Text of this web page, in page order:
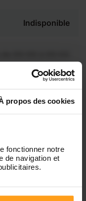
propos des cookies
fonctionner notre
de navigation et
Indisponible
00:00 à 00:00